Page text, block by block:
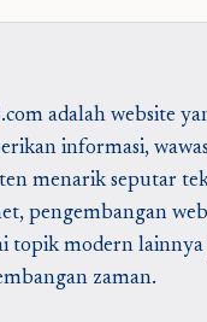
adalah website
informasi,
menarik seputar
pengembangan
topik modern
zaman.